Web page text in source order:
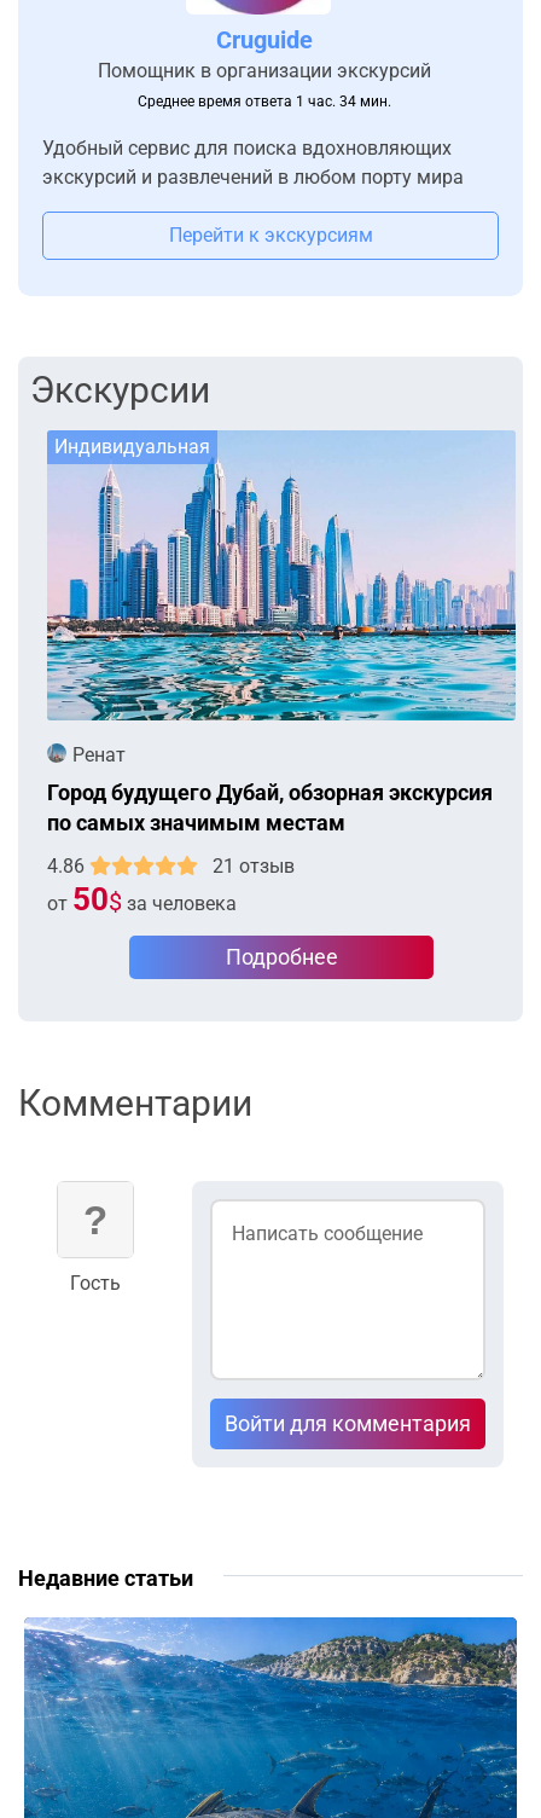
Cruguide
Помощник в организации экскурсий
Среднее время ответа 1 час. 34 мин.
Удобный сервис для поиска вдохновляющих
экскурсий и развлечений в любом порту мира
Перейти к экскурсиям
Экскурсии
Индивидуальная
Ренат
Город будущего Дубай, обзорная экскурсия
по самых значимым местам
4.86
21 отзыв
от 50$ за человека
Подробнее
Комментарии
Гость
Войти для комментария
Недавние статьи